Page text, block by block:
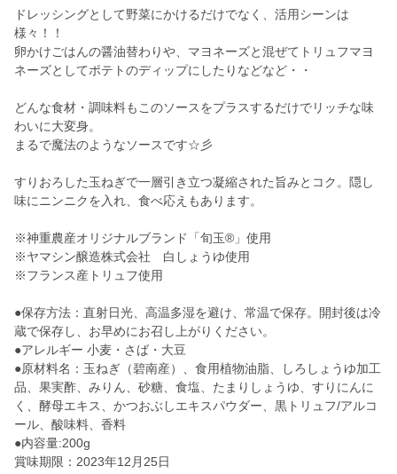
ドレッシングとして野菜にかけるだけでなく、活用シーンは
様々！！
卵かけごはんの醤油替わりや、マヨネーズと混ぜてトリュフマヨ
ネーズとしてポテトのディップにしたりなどなど・・
どんな食材・調味料もこのソースをプラスするだけでリッチな味
わいに大変身。
まるで魔法のようなソースです☆彡
すりおろした玉ねぎで一層引き立つ凝縮された旨みとコク。隠し
味にニンニクを入れ、食べ応えもあります。
※神重農産オリジナルブランド「旬玉®」使用
※ヤマシン醸造株式会社 白しょうゆ使用
※フランス産トリュフ使用
●保存方法：直射日光、高温多湿を避け、常温で保存。開封後は冷
蔵で保存し、お早めにお召し上がりください。
●アレルギー 小麦・さば・大豆
●原材料名：玉ねぎ（碧南産）、食用植物油脂、しろしょうゆ加工
品、果実酢、みりん、砂糖、食塩、たまりしょうゆ、すりにんに
く、酵母エキス、かつおぶしエキスパウダー、黒トリュフ/アルコ
ール、酸味料、香料
●内容量:200g
賞味期限：2023年12月25日